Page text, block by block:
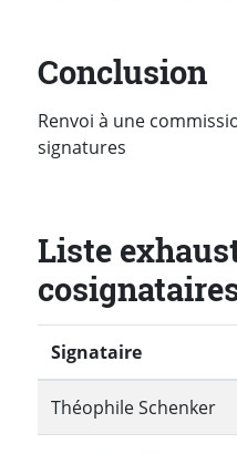
Conclusion
Renvoi à une
signatures
Liste
Signataire
Théophile Schenker